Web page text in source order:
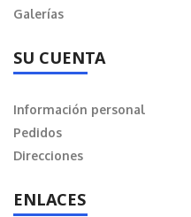
Galerías
SU CUENTA
Información personal
Pedidos
Direcciones
ENLACES